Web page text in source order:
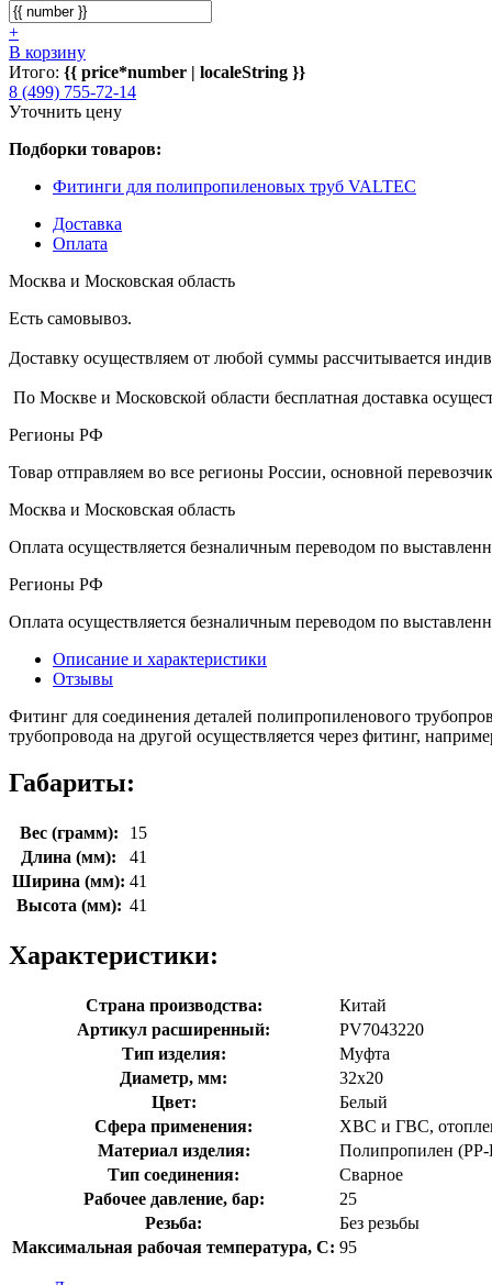
+
В корзину
Итого: {{ price*number | localeString }}
8 (499) 755-72-14
Уточнить цену
Подборки товаров:
Фитинги для полипропиленовых труб VALTEC
Доставка
Оплата
Москва и Московская область
Есть самовывоз.
Доставку осуществляем от любой суммы рассчитывается
По Москве и Московской области бесплатная доставка
Регионы РФ
Товар отправляем во все регионы России, основной
Москва и Московская область
Оплата осуществляется безналичным переводом по
Регионы РФ
Оплата осуществляется безналичным переводом по
Описание и характеристики
Отзывы
Фитинг для соединения деталей полипропиленового
трубопровода на другой осуществляется через фитинг,
Габариты:
Вес (грамм):
15
Длина (мм):
41
Ширина (мм): 41
Высота (мм): 41
Характеристики:
Страна производства:
Китай
Артикул расширенный:
PV7043220
Тип изделия:
Муфта
Диаметр, мм:
32x20
Цвет:
Белый
Сфера применения:
ХВС и ГВС,
Материал изделия:
Полипропилен (PP-
Тип соединения:
Сварное
Рабочее давление, бар:
25
Резьба:
Без резьбы
Максимальная рабочая температура, C: 95